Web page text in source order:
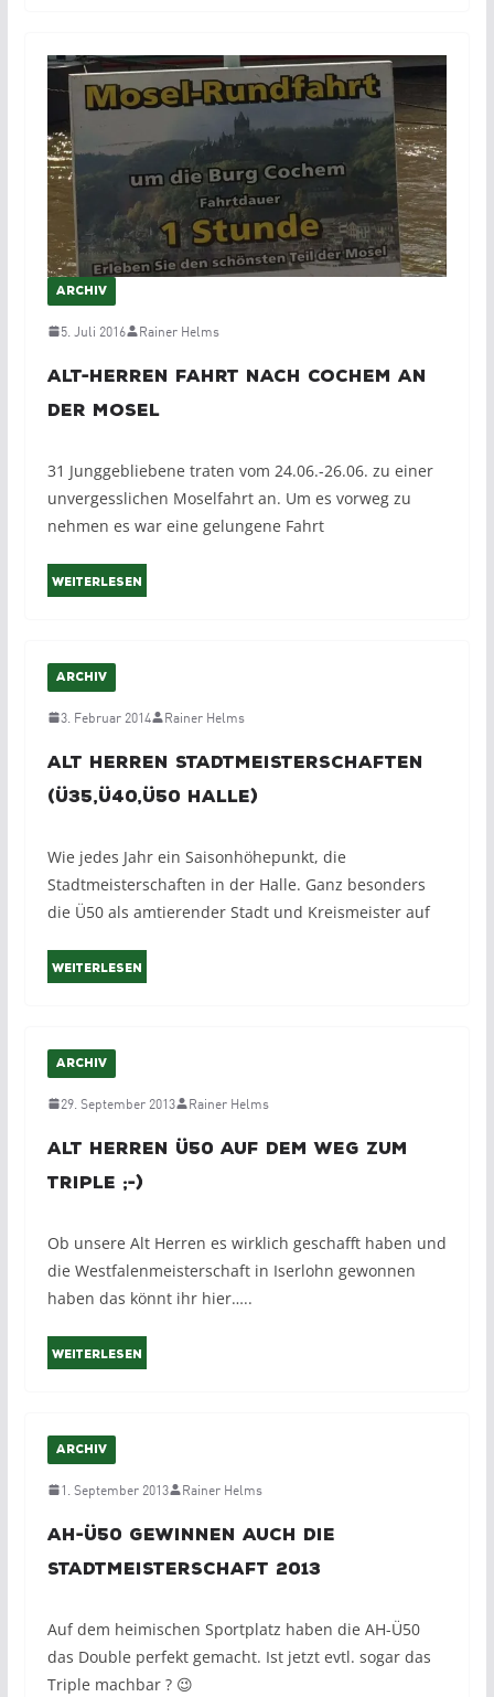
ARCHIV
5. Juli 2016 Rainer Helms
Alt-Herren Fahrt nach Cochem an
der Mosel
31 Junggebliebene traten vom 24.06.-26.06. zu einer
unvergesslichen Moselfahrt an. Um es vorweg zu
nehmen es war eine gelungene Fahrt
Weiterlesen
ARCHIV
3. Februar 2014 Rainer Helms
Alt Herren Stadtmeisterschaften
(ü35,ü40,ü50 Halle)
Wie jedes Jahr ein Saisonhöhepunkt, die
Stadtmeisterschaften in der Halle. Ganz besonders
die Ü50 als amtierender Stadt und Kreismeister auf
Weiterlesen
ARCHIV
29. September 2013 Rainer Helms
Alt Herren Ü50 auf dem Weg zum
Triple ;-)
Ob unsere Alt Herren es wirklich geschafft haben und
die Westfalenmeisterschaft in Iserlohn gewonnen
haben das könnt ihr hier…..
Weiterlesen
ARCHIV
1. September 2013 Rainer Helms
AH-Ü50 gewinnen auch die
Stadtmeisterschaft 2013
Auf dem heimischen Sportplatz haben die AH-Ü50
das Double perfekt gemacht. Ist jetzt evtl. sogar das
Triple machbar ? 😉